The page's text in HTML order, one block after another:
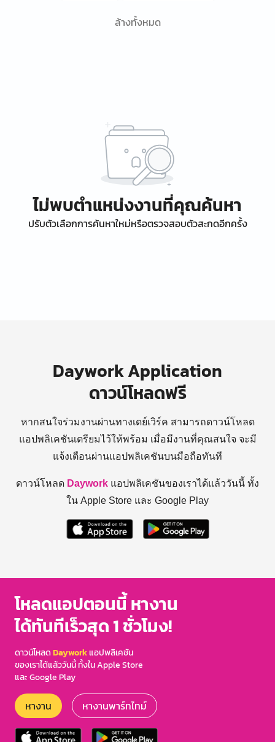
ล้างทั้งหมด
ไม่พบตำแหน่งงานที่คุณค้นหา
ปรับตัวเลือกการค้นหาใหม่หรือตรวจสอบตัวสะกดอีกครั้ง
Daywork Application
ดาวน์โหลดฟรี
หากสนใจร่วมงานผ่านทางเดย์เวิร์ค สามารถดาวน์โหลด
แอปพลิเคชันเตรียมไว้ให้พร้อม เมื่อมีงานที่คุณสนใจ จะมี
แจ้งเตือนผ่านแอปพลิเคชันบนมือถือทันที
ดาวน์โหลด Daywork แอปพลิเคชันของเราได้แล้ววันนี้ ทั้ง
ใน Apple Store และ Google Play
โหลดแอปตอนนี้ หางาน
ได้ทันทีเร็วสุด 1 ชั่วโมง!
ดาวน์โหลดDayworkแอปพลิเคชัน
ของเราได้แล้ววันนี้ ทั้งใน Apple Store
และ Google Play
หางาน หางานพาร์ทไทม์